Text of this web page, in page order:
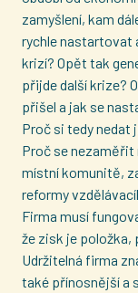
zamyšlení, kam
rychle nastartovat
krizí? Opět tak
přijde další krize?
přišel a jak se
Proč si tedy nedat
Proč se
místní komunitě,
reformy
Firma musí
že zisk je položka,
Udržitelná firma
také přínosnější a